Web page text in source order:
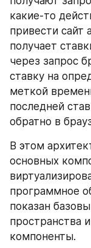
какие-то
привести сайт
получает
через запрос
ставку на
меткой
последней
обратно в
В этом
основных
программное
показан
пространства
компоненты.